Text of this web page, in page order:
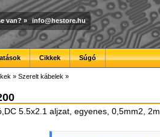
van? » info@hestore.hu
Cikkek Súgó
» Szerelt kábelek »
5.5x2.1 aljzat, egyenes, 0,5mm2, 2m